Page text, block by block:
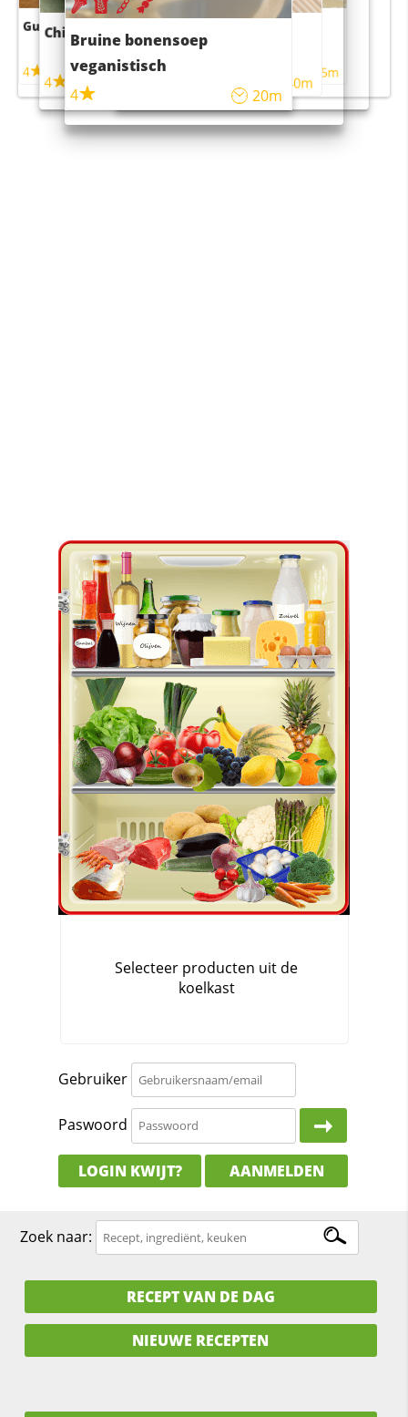
Gebruiker
Paswoord
LOGIN KWIJT? AANMELDEN
Guacamole
4
Chili con carne
4
Bruine bonensoep
veganistisch
4
20m
Sushi rijstsalade
maaltijdsalade
40m
4 55m
Zoek naar:
RECEPT VAN DE DAG
NIEUWE RECEPTEN